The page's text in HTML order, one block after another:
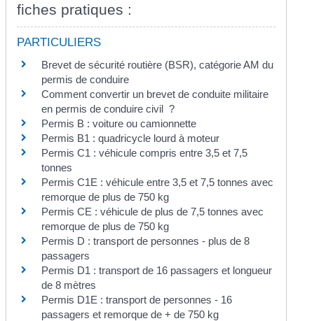
fiches pratiques :
PARTICULIERS
Brevet de sécurité routière (BSR), catégorie AM du
permis de conduire
Comment convertir un brevet de conduite militaire
en permis de conduire civil ?
Permis B : voiture ou camionnette
Permis B1 : quadricycle lourd à moteur
Permis C1 : véhicule compris entre 3,5 et 7,5
tonnes
Permis C1E : véhicule entre 3,5 et 7,5 tonnes avec
remorque de plus de 750 kg
Permis CE : véhicule de plus de 7,5 tonnes avec
remorque de plus de 750 kg
Permis D : transport de personnes - plus de 8
passagers
Permis D1 : transport de 16 passagers et longueur
de 8 mètres
Permis D1E : transport de personnes - 16
passagers et remorque de + de 750 kg